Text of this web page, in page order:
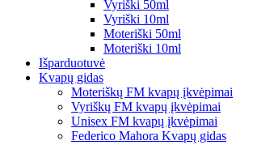
Vyriški 50ml
Vyriški 10ml
Moteriški 50ml
Moteriški 10ml
Išparduotuvė
Kvapų gidas
Moteriškų FM kvapų įkvėpimai
Vyriškų FM kvapų įkvėpimai
Unisex FM kvapų įkvėpimai
Federico Mahora Kvapų gidas